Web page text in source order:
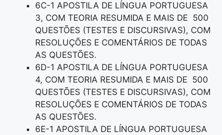
6C-1 APOSTILA DE LÍNGUA PORTUGUESA
3, COM TEORIA RESUMIDA E MAIS DE 500
QUESTÕES (TESTES E DISCURSIVAS), COM
RESOLUÇÕES E COMENTÁRIOS DE TODAS
AS QUESTÕES.
6D-1 APOSTILA DE LÍNGUA PORTUGUESA
4, COM TEORIA RESUMIDA E MAIS DE 500
QUESTÕES (TESTES E DISCURSIVAS), COM
RESOLUÇÕES E COMENTÁRIOS DE TODAS
AS QUESTÕES.
6E-1 APOSTILA DE LÍNGUA PORTUGUESA